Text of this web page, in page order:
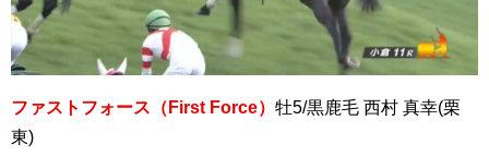
ファストフォース（First Force） 牡5/黒鹿毛 西村 真幸(栗
東)